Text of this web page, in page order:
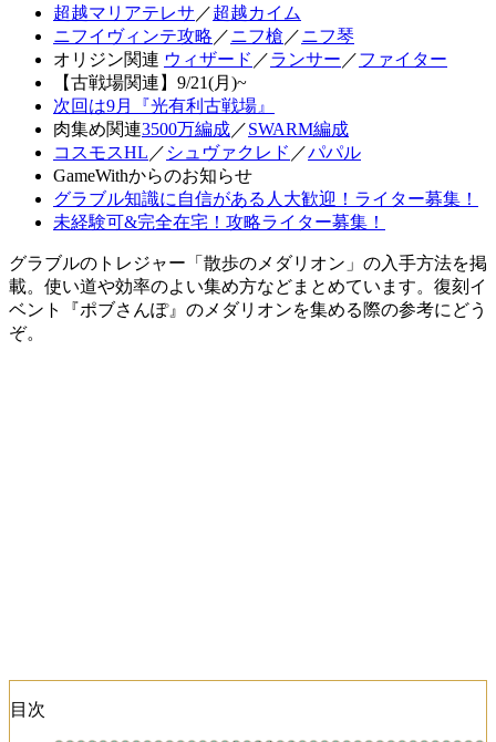
超越マリアテレサ ／超越カイム
ニフイヴィンテ攻略 ／ニフ槍 ／ニフ琴
オリジン関連 ウィザード ／ランサー ／ファイター
【古戦場関連】9/21(月)~
次回は9月『光有利古戦場』
肉集め関連3500万編成／SWARM編成
コスモスHL ／ シュヴァクレド ／パパル
GameWithからのお知らせ
グラブル知識に自信がある人大歓迎！ライター募集！
未経験可&完全在宅！攻略ライター募集！
グラブルのトレジャー「散歩のメダリオン」の入手方法を掲
載。使い道や効率のよい集め方などまとめています。復刻イ
ベント『ポブさんぽ』のメダリオンを集める際の参考にどう
ぞ。
目次